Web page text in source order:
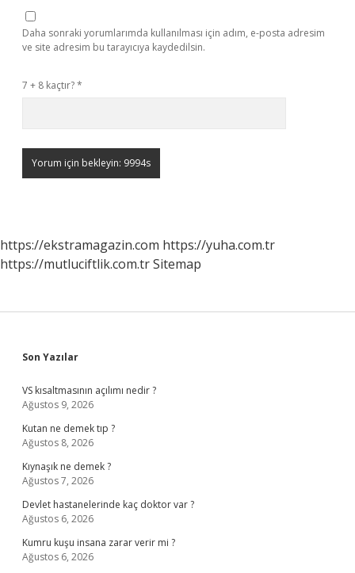
Daha sonraki yorumlarımda kullanılması için adım, e-posta adresim
ve site adresim bu tarayıcıya kaydedilsin.
7 + 8 kaçtır?*
https://ekstramagazin.com https://yuha.com.tr
https://mutluciftlik.com.trSitemap
Sidebar
Son Yazılar
VS kısaltmasının açılımı nedir ?
Ağustos 9, 2026
Kutan ne demek tıp ?
Ağustos 8, 2026
Kıynaşık ne demek ?
Ağustos 7, 2026
Devlet hastanelerinde kaç doktor var ?
Ağustos 6, 2026
Kumru kuşu insana zarar verir mi ?
Ağustos 6, 2026